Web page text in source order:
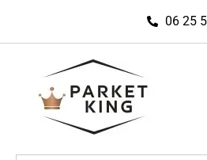
06 25